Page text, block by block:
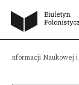
Informacji Naukowej